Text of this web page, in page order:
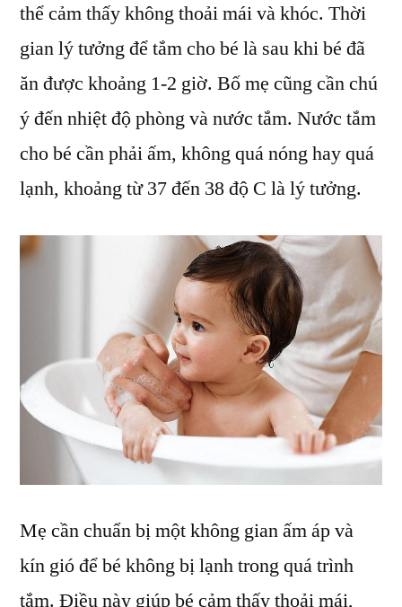
thể cảm thấy không thoải mái và khóc. Thời
gian lý tưởng để tắm cho bé là sau khi bé đã
ăn được khoảng 1-2 giờ. Bố mẹ cũng cần chú
ý đến nhiệt độ phòng và nước tắm. Nước tắm
cho bé cần phải ấm, không quá nóng hay quá
lạnh, khoảng từ 37 đến 38 độ C là lý tưởng.
Mẹ cần chuẩn bị một không gian ấm áp và
kín gió để bé không bị lạnh trong quá trình
tắm. Điều này giúp bé cảm thấy thoải mái,